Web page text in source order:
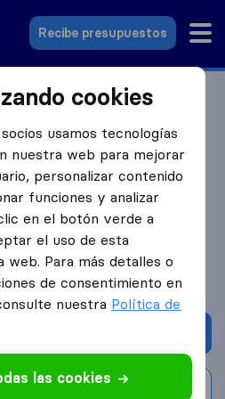
Recibe presupuestos
Coslada
Transportes
en 39
y Google
con otras empresas de
valoración
cookies
usamos tecnologías
nuestra web para mejorar
personalizar contenido
funciones y analizar
en el botón verde a
el uso de esta
Para más detalles o
de consentimiento en
nuestra Política de
las cookies